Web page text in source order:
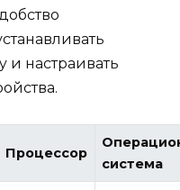
и настраивать
Процессор
система